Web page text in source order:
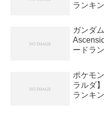
ランキ
ガンダ
ードラ
ポケモ
ラルダ
ランキ